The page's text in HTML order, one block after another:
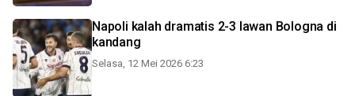
Napoli kalah dramatis 2-3 lawan Bologna di
kandang
Selasa, 12 Mei 2026 6:23